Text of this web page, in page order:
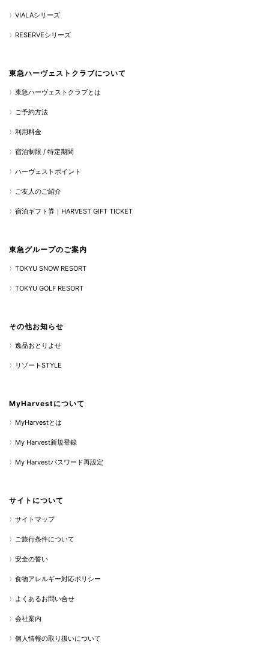
VIALAシリーズ
RESERVEシリーズ
東急ハーヴェストクラブについて
東急ハーヴェストクラブとは
ご予約方法
利用料金
宿泊制限 / 特定期間
ハーヴェストポイント
ご友人のご紹介
宿泊ギフト券｜HARVEST GIFT TICKET
東急グループのご案内
TOKYU SNOW RESORT
TOKYU GOLF RESORT
その他お知らせ
逸品おとりよせ
リゾートSTYLE
MyHarvestについて
MyHarvestとは
My Harvest新規登録
My Harvestパスワード再設定
サイトについて
サイトマップ
ご旅行条件について
安全の誓い
食物アレルギー対応ポリシー
よくあるお問い合せ
会社案内
個人情報の取り扱いについて